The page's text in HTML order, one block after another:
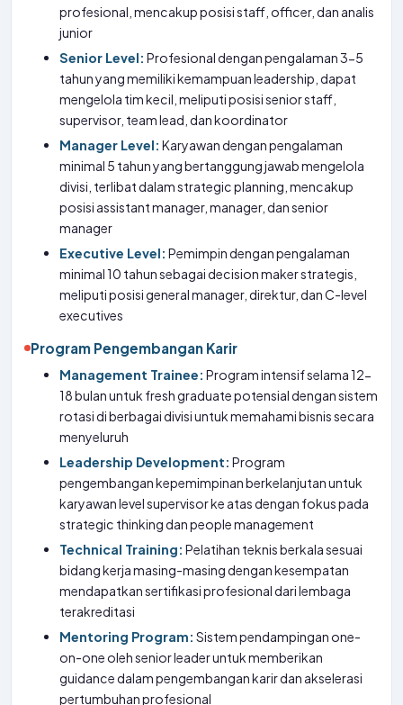
profesional, mencakup posisi staff, officer, dan analis
junior
Senior Level: Profesional dengan pengalaman 3-5
tahun yang memiliki kemampuan leadership, dapat
mengelola tim kecil, meliputi posisi senior staff,
supervisor, team lead, dan koordinator
Manager Level: Karyawan dengan pengalaman
minimal 5 tahun yang bertanggung jawab mengelola
divisi, terlibat dalam strategic planning, mencakup
posisi assistant manager, manager, dan senior
manager
Executive Level: Pemimpin dengan pengalaman
minimal 10 tahun sebagai decision maker strategis,
meliputi posisi general manager, direktur, dan C-level
executives
Program Pengembangan Karir
Management Trainee: Program intensif selama 12-
18 bulan untuk fresh graduate potensial dengan sistem
rotasi di berbagai divisi untuk memahami bisnis secara
menyeluruh
Leadership Development: Program
pengembangan kepemimpinan berkelanjutan untuk
karyawan level supervisor ke atas dengan fokus pada
strategic thinking dan people management
Technical Training: Pelatihan teknis berkala sesuai
bidang kerja masing-masing dengan kesempatan
mendapatkan sertifikasi profesional dari lembaga
terakreditasi
Mentoring Program: Sistem pendampingan one-
on-one oleh senior leader untuk memberikan
guidance dalam pengembangan karir dan akselerasi
pertumbuhan profesional